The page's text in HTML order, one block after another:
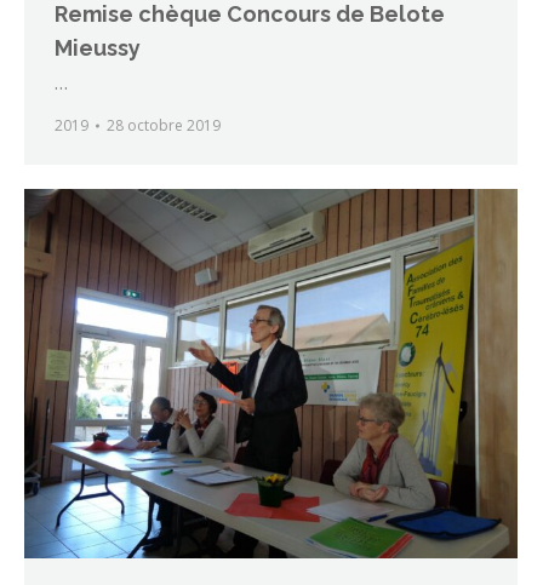
Remise chèque Concours de Belote
Mieussy
…
2019 28 octobre 2019